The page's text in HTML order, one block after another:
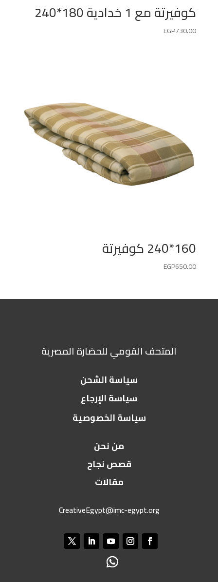
كوفيرتة مع 1 خدادية 180*240
EGP730.00
160*240 كوفيرتة
EGP650.00
المتحف القومي للحضارة المصرية
سياسة الشحن
سياسة الإرجاع
سياسة الخصوصية
من نحن
قصص نجاح
مقالات
CreativeEgypt@imc-egypt.org